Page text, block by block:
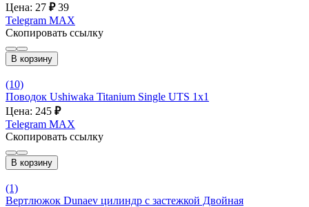
Цена: 27 ₽ 39
Telegram MAX
Скопировать ссылку
В корзину
(10)
Поводок Ushiwaka Titanium Single UTS 1x1
Цена: 245 ₽
Telegram MAX
Скопировать ссылку
В корзину
(1)
Вертлюжок Dunaev цилиндр с застежкой Двойная